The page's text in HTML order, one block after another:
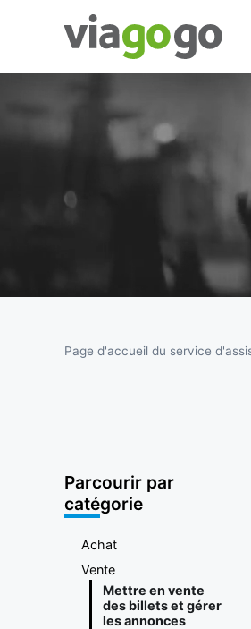
Billets -
Billet pour
sportifs
viagogo,
d'achat et
de vente
billets
Page d'accueil du service
Parcourir par
catégorie
Achat
Vente
Mettre en vente
des billets et gérer
les annonces